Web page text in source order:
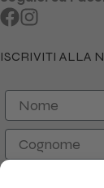
ISCRIVITI ALLA
Nome
Cognome